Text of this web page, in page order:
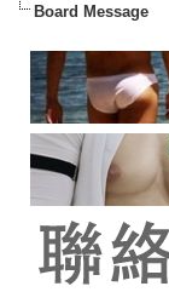
Board Message